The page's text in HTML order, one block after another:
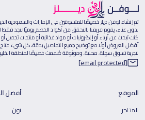
تم إنشاء لوفن ديلز خصيصًا للمتسوقين في الإمارات والسعودية
بدون عناء، يقوم فريقنا بالتحقق من أكواد الخصم يوميًا لتجد فقط
كنت تبحث عن أزياء أو إلكترونيات أو مواد غذائية أو منتجات تجميل
أفضل العروض أولًا مع توضيح جميع التفاصيل بدقة، كل شيء متاح
لتجربة تسوق سهلة، محلية، وموثوقة صُممت خصيصًا لمنطقة
[email protected]
الموقع
المتاجر
أفضل
نون